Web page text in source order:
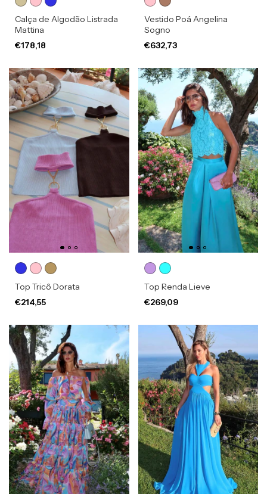
Calça de Algodão Listrada
Mattina
€178,18
Vestido Poá Angelina
Sogno
€632,73
Top Tricô Dorata
€214,55
Top Renda Lieve
€269,09